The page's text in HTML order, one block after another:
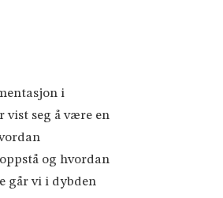
i
seg å være en
og hvordan
går vi i dybden